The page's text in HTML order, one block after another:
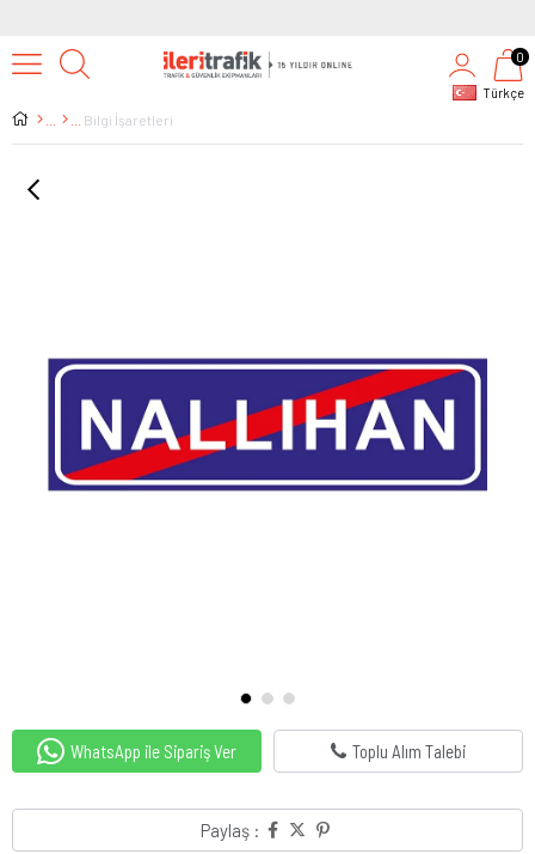
Türkçe
0
Bilgi İşaretleri
WhatsApp ile Sipariş Ver Toplu Alım Talebi
Paylaş :